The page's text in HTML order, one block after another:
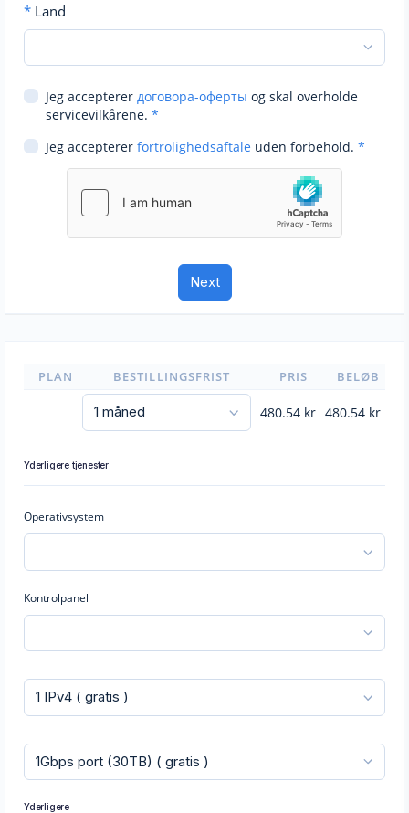
* Land
Jeg accepterer договора-оферты og skal overholde
servicevilkårene. *
Jeg accepterer fortrolighedsaftale uden forbehold. *
PLAN BESTILLINGSFRIST PRIS BELØB
480.54 kr 480.54 kr
Yderligere tjenester
Operativsystem
Kontrolpanel
Yderligere